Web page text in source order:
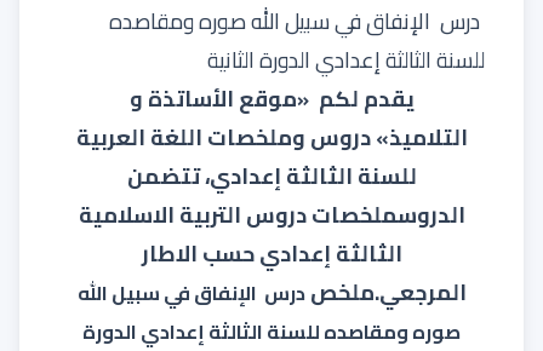
درس الإنفاق في سبيل الله صوره ومقاصده
للسنة الثالثة إعدادي الدورة الثانية
يقدم لكم «موقع الأساتذة و
التلاميذ»دروس وملخصات اللغة العربية
للسنة الثالثة إعدادي، تتضمن
الدروسملخصات دروس التربية الاسلامية
الثالثة إعدادي حسب الاطار
المرجعي.ملخصدرس الإنفاق في سبيل الله
صوره ومقاصده للسنة الثالثة إعدادي الدورة